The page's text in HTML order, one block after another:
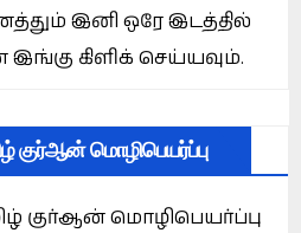
இனி ஒரே இடத்தில்
கிளிக் செய்யவும்.
குர்ஆன் மொழிபெயர்ப்பு
குர்ஆன் மொழிபெயர்ப்பு